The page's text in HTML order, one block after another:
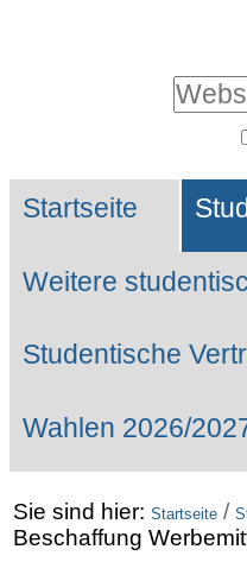
Website
Suche…
Sektionen
Startseite
Weitere
Studentische
Wahlen 2026/
Sie sind hier: Startseite /
Beschaffung